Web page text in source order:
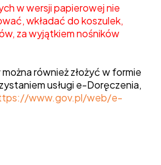
w wersji papierowej nie
wkładać do koszulek,
za wyjątkiem nośników
również złożyć w formie
usługi e-Doręczenia,
www.gov.pl/web/e-